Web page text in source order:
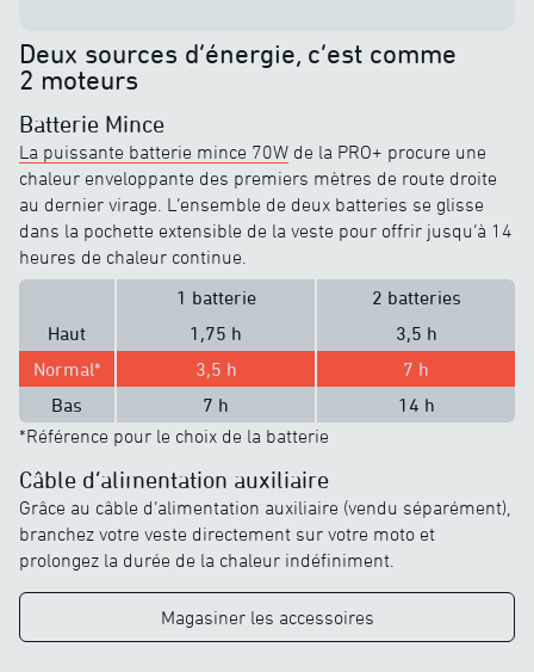
Deux sources d’énergie, c’est comme
2 moteurs
Batterie Mince
La puissante batterie mince 70W de la PRO+ procure une
chaleur enveloppante des premiers mètres de route droite
au dernier virage. L’ensemble de deux batteries se glisse
dans la pochette extensible de la veste pour offrir jusqu’à 14
heures de chaleur continue.
1 batterie
2 batteries
Haut
1,75 h
3,5 h
Normal*
3,5 h
7 h
Bas
7 h
14 h
*Référence pour le choix de la batterie
Câble d’alimentation auxiliaire
Grâce au câble d’alimentation auxiliaire (vendu séparément),
branchez votre veste directement sur votre moto et
prolongez la durée de la chaleur indéfiniment.
Magasiner les accessoires